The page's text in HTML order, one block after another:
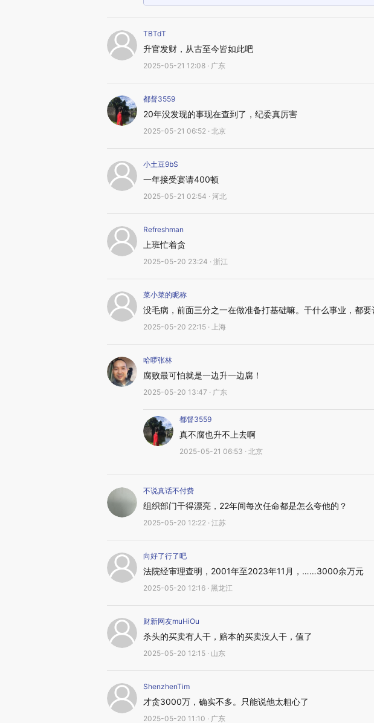
TBTdT
升官发财，从古至今皆如此吧
2025-05-21 12:08 · 广东
都督3559
20年没发现的事现在查到了，纪委真厉害
2025-05-21 06:52 · 北京
小土豆9bS
一年接受宴请400顿
2025-05-21 02:54 · 河北
Refreshman
上班忙着贪
2025-05-20 23:24 · 浙江
菜小菜的昵称
没毛病，前面三分之一在做准备打基础嘛。干什么事业，都要
2025-05-20 22:15 · 上海
哈啰张林
腐败最可怕就是一边升一边腐！
2025-05-20 13:47 · 广东
都督3559
真不腐也升不上去啊
2025-05-21 06:53 · 北京
不说真话不付费
组织部门干得漂亮，22年间每次任命都是怎么夸他的？
2025-05-20 12:22 · 江苏
向好了行了吧
法院经审理查明，2001年至2023年11月，……3000余万元
2025-05-20 12:16 · 黑龙江
财新网友muHiOu
杀头的买卖有人干，赔本的买卖没人干，值了
2025-05-20 12:15 · 山东
ShenzhenTim
才贪3000万，确实不多。只能说他太粗心了
2025-05-20 11:10 · 广东